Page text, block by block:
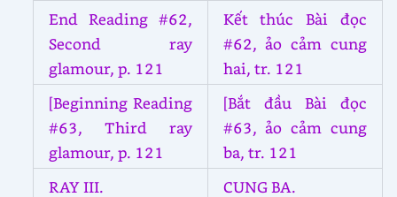
End Reading #62,
Second ray
glamour, p. 121
Kết thúc Bài đọc
#62, ảo cảm cung
hai, tr. 121
[Beginning Reading
#63, Third ray
glamour, p. 121
[Bắt đầu Bài đọc
#63, ảo cảm cung
ba, tr. 121
RAY III.
CUNG BA.